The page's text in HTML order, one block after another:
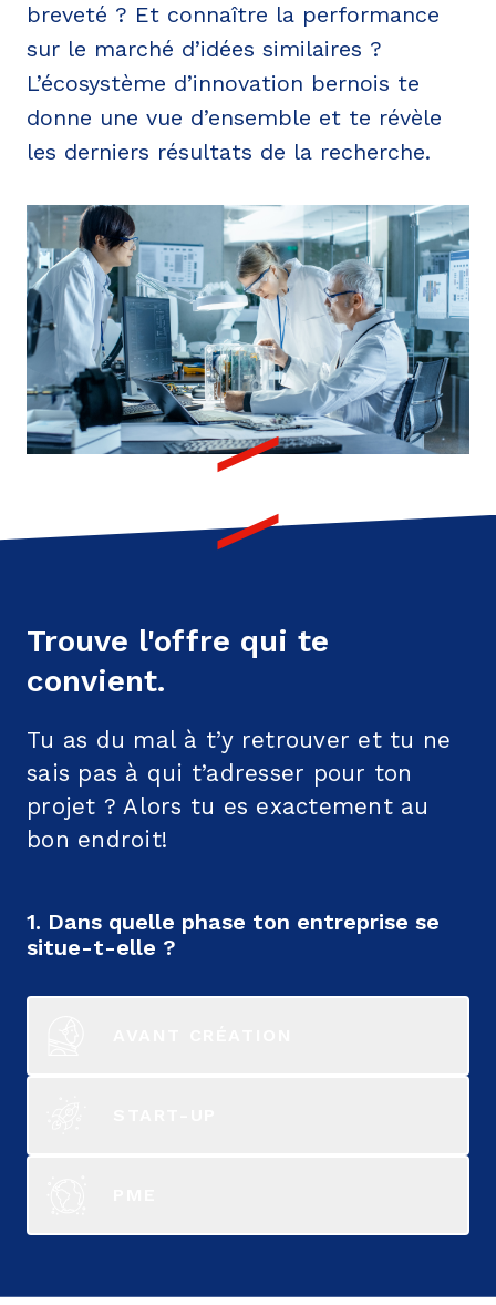
breveté ? Et connaître la performance
sur le marché d’idées similaires ?
L’écosystème d’innovation bernois te
donne une vue d’ensemble et te révèle
les derniers résultats de la recherche.
Trouve l'offre qui te
convient.
Tu as du mal à t’y retrouver et tu ne
sais pas à qui t’adresser pour ton
projet ? Alors tu es exactement au
bon endroit!
1. Dans quelle phase ton entreprise se
situe-t-elle ?